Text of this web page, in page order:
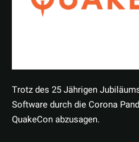
Trotz des 25 Jährigen
Software durch die Corona
QuakeCon abzusagen.